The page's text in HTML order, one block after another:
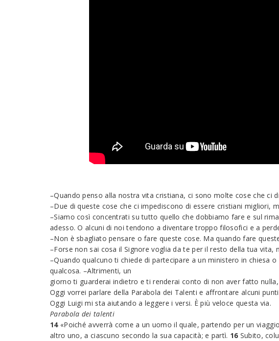
–Quando penso alla nostra vita cristiana, ci sono molte cose che
–Due di queste cose che ci impediscono di essere cristiani migliori,
–Siamo così concentrati su tutto quello che dobbiamo fare e sul
adesso. O alcuni di noi tendono a diventare troppo filosofici e a
–Non è sbagliato pensare o fare queste cose. Ma quando fare
–Forse non sai cosa il Signore voglia da te per il resto della tua
–Quando qualcuno ti chiede di partecipare a un ministero in chiesa
qualcosa. –Altrimenti, un
giorno ti guarderai indietro e ti renderai conto di non aver fatto
Oggi vorrei parlare della Parabola dei Talenti e affrontare alcuni
Oggi Luigi mi sta aiutando a leggere i versi. È più veloce questa via.
Parabola dei talenti
14«Poiché avverrà come a un uomo il quale, partendo per un
altro uno, a ciascuno secondo la sua capacità; e partì. 16 Subito,